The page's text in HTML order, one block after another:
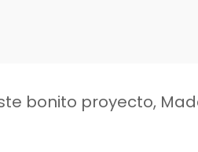
bonito proyecto,